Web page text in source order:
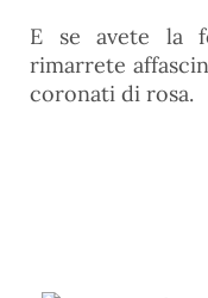
E se avete la
rimarrete
coronati di rosa.